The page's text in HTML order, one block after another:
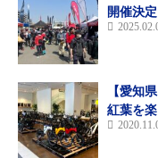
商業同業公会・台灣スポ
トテキスタイル協会
●TAIPEI CYCLE SHOW
https://
●TaiSPO HP：https://
開催決定
【愛知
紅葉を